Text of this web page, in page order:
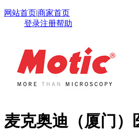
网站首页|商家首页
登录注册帮助
麦克奥迪（厦门）